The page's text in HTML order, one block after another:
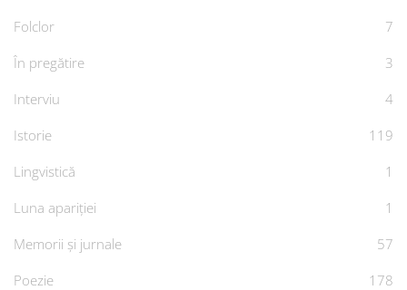
Folclor
7
În pregătire
3
Interviu
4
Istorie
119
Lingvistică
1
Luna apariției
1
Memorii și jurnale
57
Poezie
178